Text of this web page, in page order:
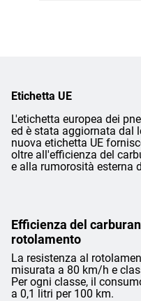
Etichetta UE
L'etichetta europea dei
ed è stata aggiornata dal
nuova etichetta UE
oltre all'efficienza del
e alla rumorosità esterna
Efficienza del
rotolamento
La resistenza al
misurata a 80 km/h e
Per ogni classe, il
a 0,1 litri per 100 km.